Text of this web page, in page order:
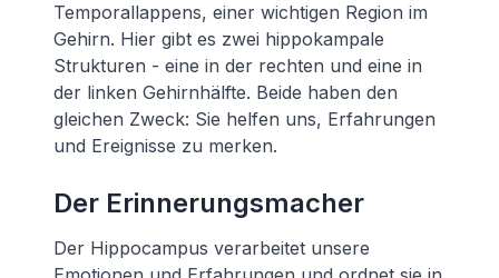
Temporallappens, einer wichtigen Region im
Gehirn. Hier gibt es zwei hippokampale
Strukturen - eine in der rechten und eine in
der linken Gehirnhälfte. Beide haben den
gleichen Zweck: Sie helfen uns, Erfahrungen
und Ereignisse zu merken.
Der Erinnerungsmacher
Der Hippocampus verarbeitet unsere